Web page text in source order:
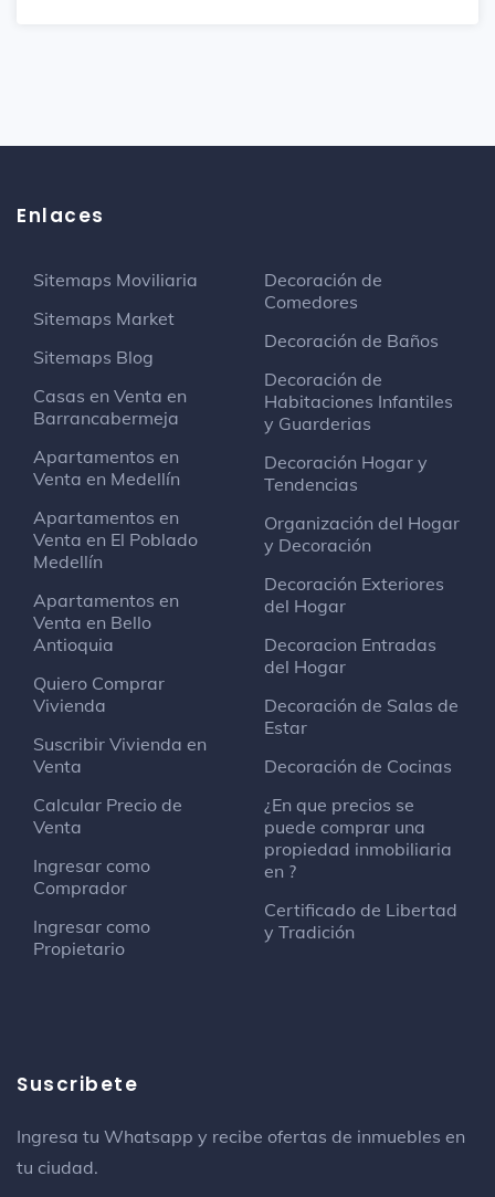
Enlaces
Sitemaps Moviliaria
Sitemaps Market
Sitemaps Blog
Casas en Venta en
Barrancabermeja
Apartamentos en
Venta en Medellín
Apartamentos en
Venta en El Poblado
Medellín
Apartamentos en
Venta en Bello
Antioquia
Quiero Comprar
Vivienda
Suscribir Vivienda en
Venta
Calcular Precio de
Venta
Ingresar como
Comprador
Ingresar como
Propietario
Decoración de
Comedores
Decoración de Baños
Decoración de
Habitaciones Infantiles
y Guarderias
Decoración Hogar y
Tendencias
Organización del Hogar
y Decoración
Decoración Exteriores
del Hogar
Decoracion Entradas
del Hogar
Decoración de Salas de
Estar
Decoración de Cocinas
¿En que precios se
puede comprar una
propiedad inmobiliaria
en ?
Certificado de Libertad
y Tradición
Suscribete
Ingresa tu Whatsapp y recibe ofertas de inmuebles en
tu ciudad.